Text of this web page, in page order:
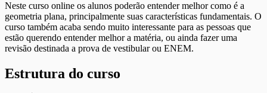
Neste curso online os alunos poderão entender melhor como é a
geometria plana, principalmente suas características fundamentais. O
curso também acaba sendo muito interessante para as pessoas que
estão querendo entender melhor a matéria, ou ainda fazer uma
revisão destinada a prova de vestibular ou ENEM.
Estrutura do curso